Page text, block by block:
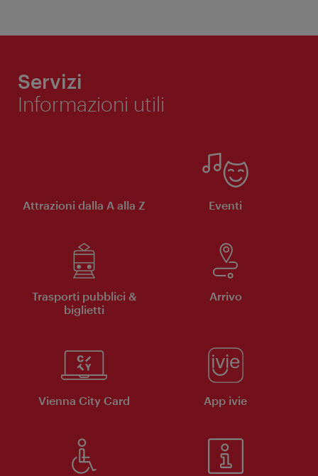
Servizi
Informazioni utili
Attrazioni dalla A alla Z Eventi
Trasporti pubblici &
biglietti
Arrivo
Vienna City Card App ivie